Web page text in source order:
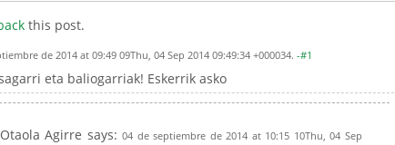
this post.
de 2014 at 09:49 09Thu, 04 Sep 2014 09:49:34 +000034. -#1
eta baliogarriak! Eskerrik asko
Agirre says: 04 de septiembre de 2014 at 10:15 10Thu, 04 Sep